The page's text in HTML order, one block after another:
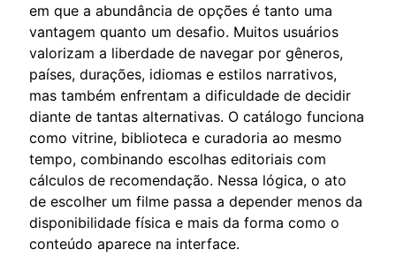
em que a abundância de opções é tanto uma
vantagem quanto um desafio. Muitos usuários
valorizam a liberdade de navegar por gêneros,
países, durações, idiomas e estilos narrativos,
mas também enfrentam a dificuldade de decidir
diante de tantas alternativas. O catálogo funciona
como vitrine, biblioteca e curadoria ao mesmo
tempo, combinando escolhas editoriais com
cálculos de recomendação. Nessa lógica, o ato
de escolher um filme passa a depender menos da
disponibilidade física e mais da forma como o
conteúdo aparece na interface.